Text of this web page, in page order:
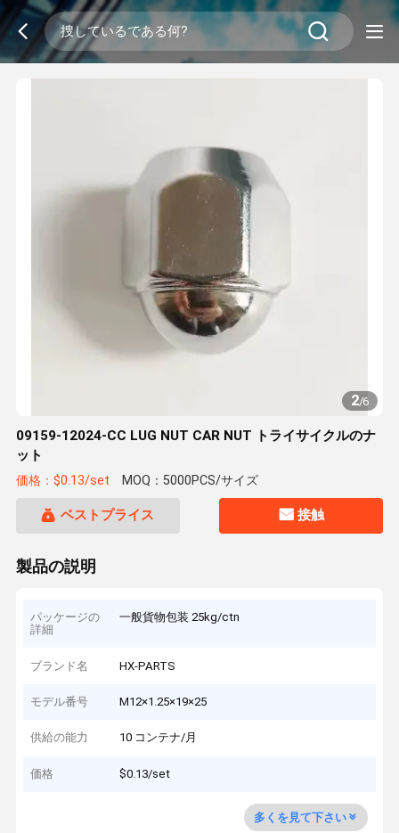
2/6
09159-12024-CC LUG NUT CAR NUT トライサイクルのナ
ット
価格：$0.13/set MOQ：5000PCS/サイズ
ベストプライス 接触
製品の説明
パッケージの
詳細
一般貨物包装 25kg/ctn
ブランド名 HX-PARTS
モデル番号 M12×1.25×19×25
供給の能力 10 コンテナ/月
価格 $0.13/set
多くを見て下さい